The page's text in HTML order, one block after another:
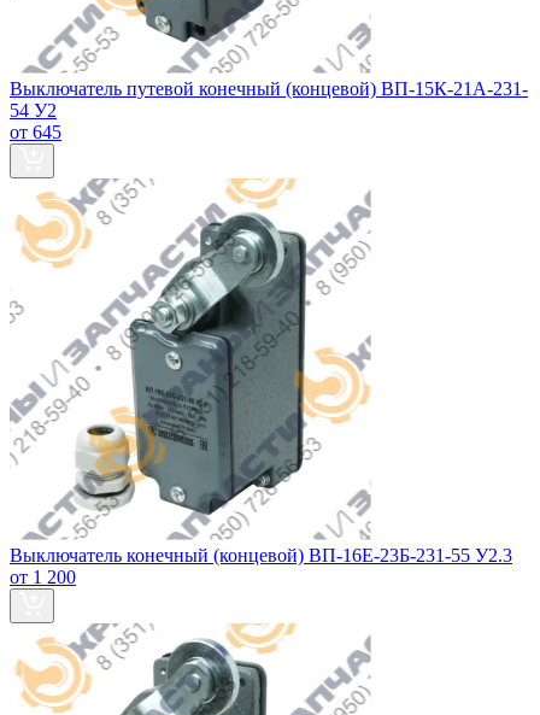
Выключатель путевой конечный (концевой) ВП-15К-21А-231-
54 У2
от 645
Выключатель конечный (концевой) ВП-16Е-23Б-231-55 У2.3
от 1 200